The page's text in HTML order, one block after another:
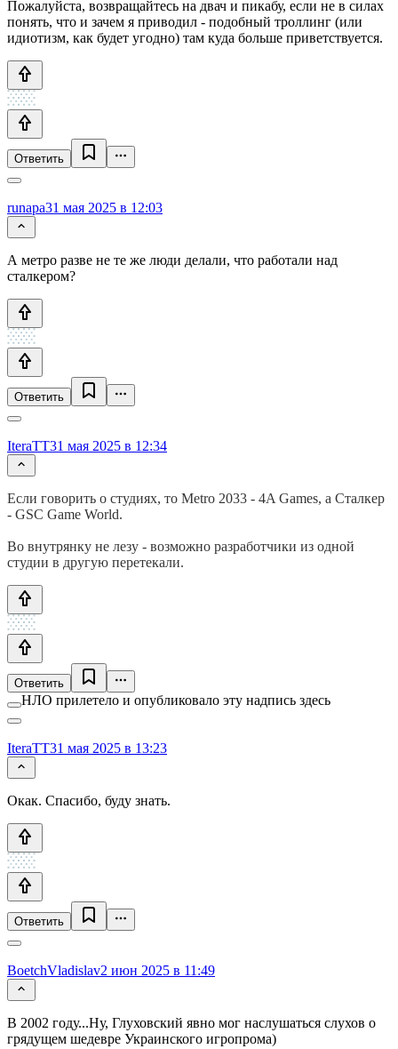
Пожалуйста, возвращайтесь на двач и пикабу, если не в силах
понять, что и зачем я приводил - подобный троллинг (или
идиотизм, как будет угодно) там куда больше приветствуется.
Ответить
runapa31 мая 2025 в 12:03
А метро разве не те же люди делали, что работали над
сталкером?
Ответить
IteraTT31 мая 2025 в 12:34
Если говорить о студиях, то Metro 2033 - 4A Games, а Сталкер
- GSC Game World.
Во внутрянку не лезу - возможно разработчики из одной
студии в другую перетекали.
Ответить
НЛО прилетело и опубликовало эту надпись здесь
IteraTT31 мая 2025 в 13:23
Окак. Спасибо, буду знать.
Ответить
BoetchVladislav2 июн 2025 в 11:49
В 2002 году...Ну, Глуховский явно мог наслушаться слухов о
грядущем шедевре Украинского игропрома)